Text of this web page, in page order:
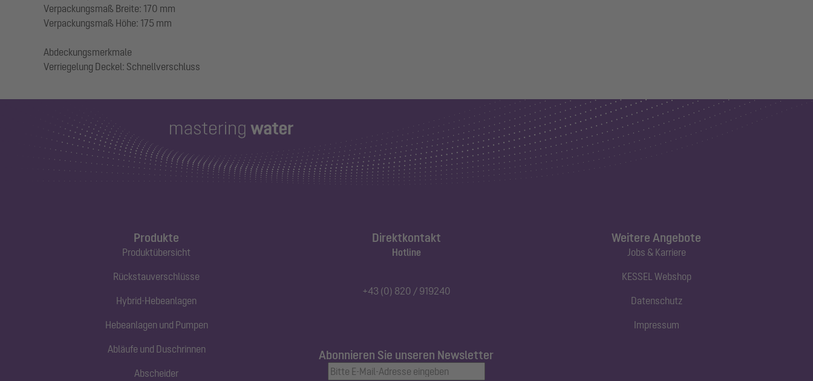
Verpackungsmaß Breite: 170 mm
Verpackungsmaß Höhe: 175 mm
Abdeckungsmerkmale
Produkte
Produktübersicht
Rückstauverschlüsse
Hybrid-Hebeanlagen
Hebeanlagen und Pumpen
Abläufe und Duschrinnen
Abscheider
Direktkontakt
Hotline
+43 (0) 820 / 919240
Abonnieren Sie unseren Newsletter
Weitere Angebote
Jobs & Karriere
KESSEL Webshop
Datenschutz
Impressum